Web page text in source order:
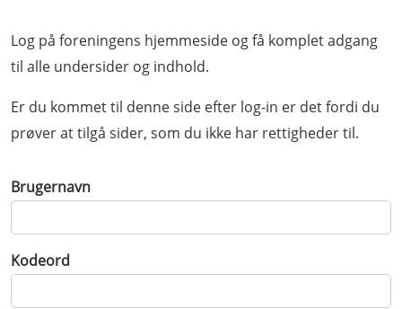
Log på foreningens hjemmeside og få komplet adgang
til alle undersider og indhold.
Er du kommet til denne side efter log-in er det fordi du
prøver at tilgå sider, som du ikke har rettigheder til.
Brugernavn
Kodeord